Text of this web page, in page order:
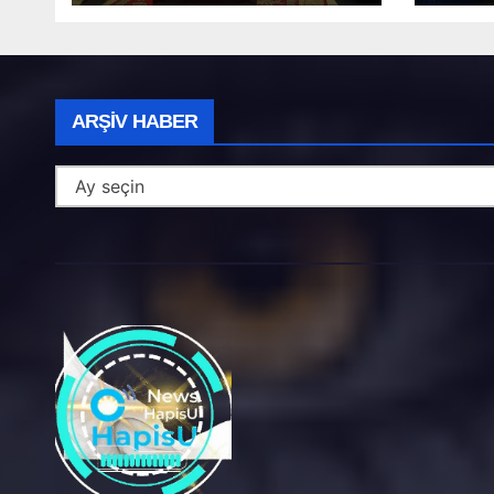
ARŞIV HABER
Haber